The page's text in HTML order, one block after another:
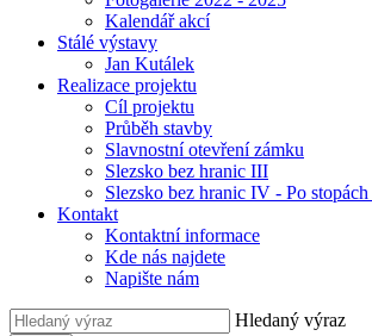
Kalendář akcí
Stálé výstavy
Jan Kutálek
Realizace projektu
Cíl projektu
Průběh stavby
Slavnostní otevření zámku
Slezsko bez hranic III
Slezsko bez hranic IV - Po
Kontakt
Kontaktní informace
Kde nás najdete
Napište nám
Hledaný výraz